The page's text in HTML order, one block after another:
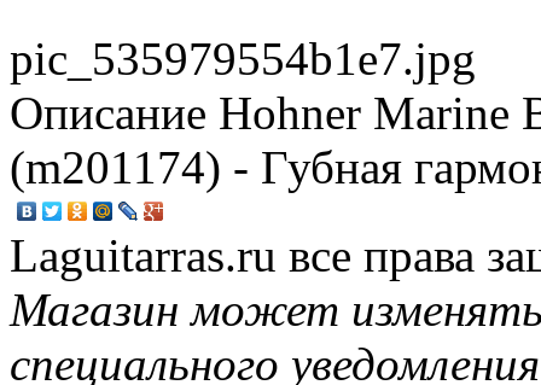
pic_535979554b1e7.jpg
Описание Hohner Marine
(m201174) - Губная
Laguitarras.ru все права
Магазин может
специального